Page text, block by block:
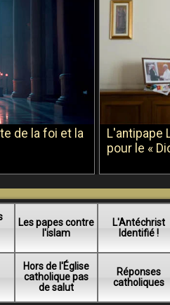
de la foi et la
L'antipape
pour le «
Les papes contre
l'islam
L'Antéchrist
Identifié !
Hors de l'Église
catholique pas
de salut
Réponses
catholiques